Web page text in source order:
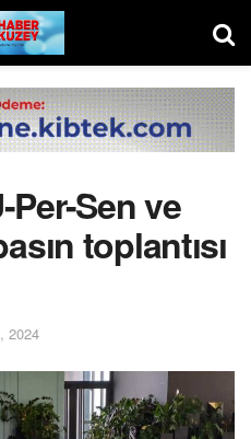
Per-Sen ve
toplantısı
2024